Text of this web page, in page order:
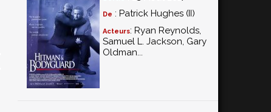
De : Patrick Hughes (II)
Acteurs: Ryan Reynolds,
Samuel L. Jackson, Gary
Oldman...